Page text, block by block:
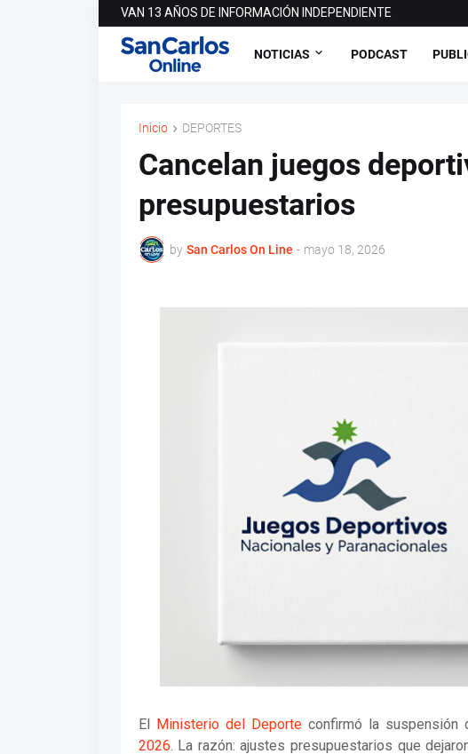
VAN 13 AÑOS DE INFORMACIÓN INDEPENDIENTE
NOTICIAS PODCAST
Inicio DEPORTES
Cancelan juegos
presupuestarios
by San Carlos On Line - mayo 18, 2026
El Ministerio del Deporteconfirmó la suspensión
2026. La razón: ajustes presupuestarios que